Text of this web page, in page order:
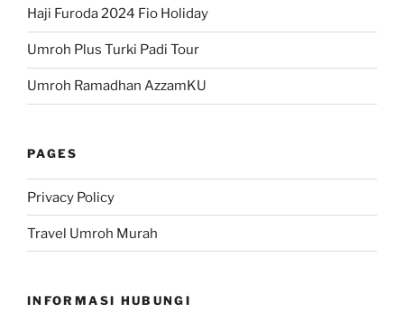
Haji Furoda 2024 Fio Holiday
Umroh Plus Turki Padi Tour
Umroh Ramadhan AzzamKU
PAGES
Privacy Policy
Travel Umroh Murah
INFORMASI HUBUNGI